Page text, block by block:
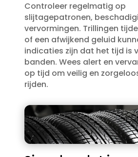
Controleer regelmatig op
slijtagepatronen,
vervormingen.​ Trillingen
of een afwijkend geluid
indicaties zijn dat het tijd is
banden.​ Wees alert en
op tijd om veilig en
rijden.​